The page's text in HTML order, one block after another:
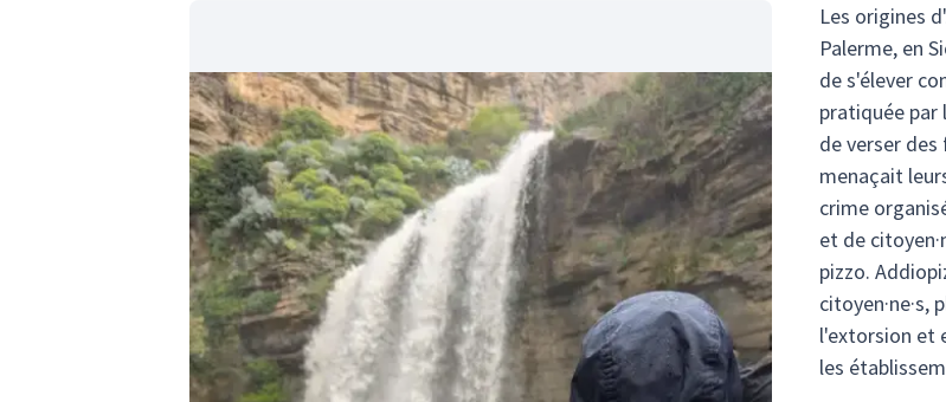
Les origines
Palerme, en
de s'élever
pratiquée par
de verser
menaçait
crime
et de
pizzo.
l'extorsion et
les